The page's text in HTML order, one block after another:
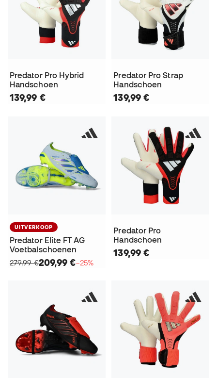
Predator Pro Hybrid
Handschoen
139,99 €
Predator Pro Strap
Handschoen
139,99 €
UITVERKOOP
Predator Elite FT AG
Voetbalschoenen
279,99 €209,99 €−25%
Predator Pro
Handschoen
139,99 €